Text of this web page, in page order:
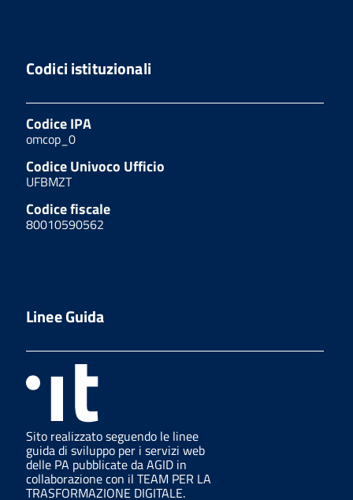
Codici istituzionali
Codice IPA
omcop_0
Codice Univoco Ufficio
UFBMZT
Codice fiscale
80010590562
Linee Guida
Sito realizzato seguendo le linee
guida di sviluppo per i servizi web
delle PA pubblicate da AGID in
collaborazione con il TEAM PER LA
TRASFORMAZIONE DIGITALE.